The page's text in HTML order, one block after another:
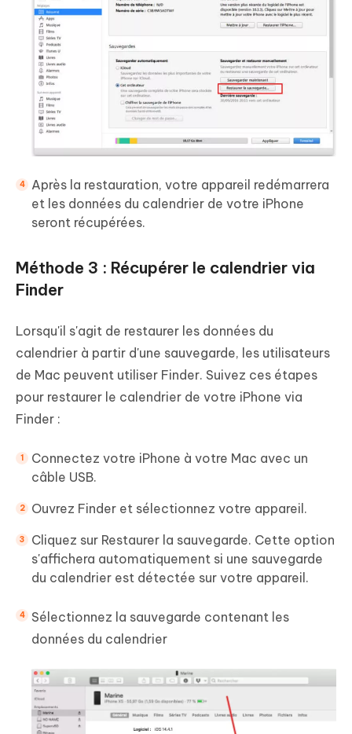
Après la restauration, votre appareil redémarrera
et les données du calendrier de votre iPhone
seront récupérées.
Méthode 3 : Récupérer le calendrier via
Finder
Lorsqu'il s'agit de restaurer les données du
calendrier à partir d'une sauvegarde, les utilisateurs
de Mac peuvent utiliser Finder. Suivez ces étapes
pour restaurer le calendrier de votre iPhone via
Finder :
Connectez votre iPhone à votre Mac avec un
câble USB.
Ouvrez Finder et sélectionnez votre appareil.
Cliquez sur Restaurer la sauvegarde. Cette option
s'affichera automatiquement si une sauvegarde
du calendrier est détectée sur votre appareil.
Sélectionnez la sauvegarde contenant les
données du calendrier